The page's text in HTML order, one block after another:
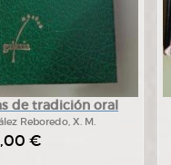
de tradición oral
Reboredo, X. M.
€